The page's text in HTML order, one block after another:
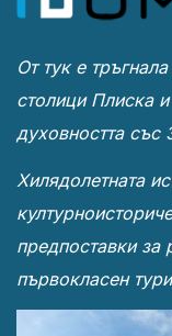
От тук е
столици Плиска
духовността със
Хилядолетната
предпоставки за
първокласен